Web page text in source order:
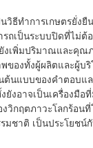
วิธีทำการเกษตรยั่ง
รถเป็นระบบปิดที่ไม่
เพิ่มปริมาณและคุณ
พของทั้งผู้ผลิตและผู้
ต้นแบบของคำตอบ
ยังอาจเป็นเครื่อง
กฤตภาวะโลกร้อน
มชาติ เป็นประโยช